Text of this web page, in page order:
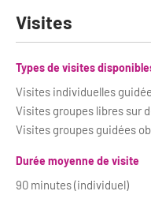
Visites
Types de visites
Visites individuelles
Visites groupes libres sur
Visites groupes guidées
Durée moyenne de visite
90 minutes (individuel)